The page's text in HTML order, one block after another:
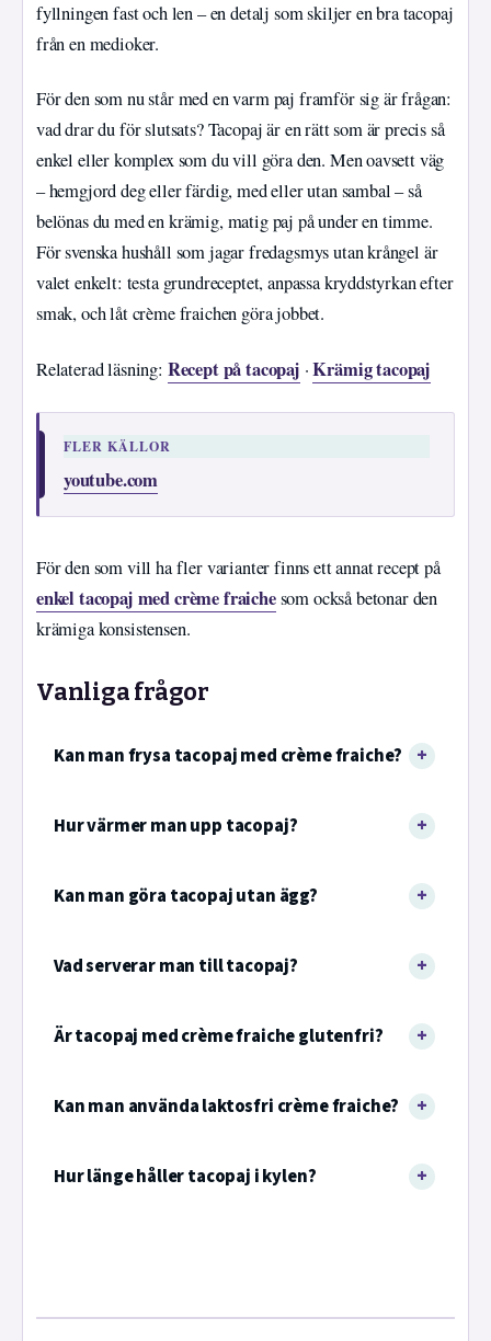
fyllningen fast och len – en detalj som skiljer en bra tacopaj
från en medioker.
För den som nu står med en varm paj framför sig är frågan:
vad drar du för slutsats? Tacopaj är en rätt som är precis så
enkel eller komplex som du vill göra den. Men oavsett väg
– hemgjord deg eller färdig, med eller utan sambal – så
belönas du med en krämig, matig paj på under en timme.
För svenska hushåll som jagar fredagsmys utan krångel är
valet enkelt: testa grundreceptet, anpassa kryddstyrkan efter
smak, och låt crème fraichen göra jobbet.
Relaterad läsning: Recept på tacopaj ·Krämig tacopaj
FLER KÄLLOR
youtube.com
För den som vill ha fler varianter finns ett annat recept på
enkel tacopaj med crème fraichesom också betonar den
krämiga konsistensen.
Vanliga frågor
Kan man frysa tacopaj med crème fraiche?
Hur värmer man upp tacopaj?
Kan man göra tacopaj utan ägg?
Vad serverar man till tacopaj?
Är tacopaj med crème fraiche glutenfri?
Kan man använda laktosfri crème fraiche?
Hur länge håller tacopaj i kylen?